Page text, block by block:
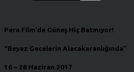
Pera Film’de Güneş Hiç Batmıyor!
“Beyaz Gecelerin Alacakaranlığında”
16 – 28 Haziran 2017